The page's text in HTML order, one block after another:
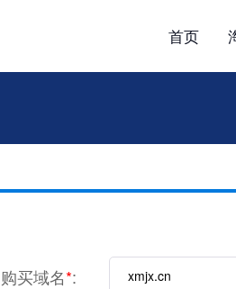
首页
购买域名*: